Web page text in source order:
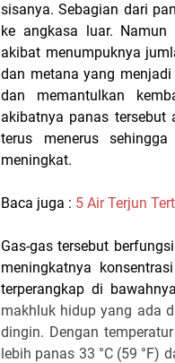
sisanya. Sebagian dari
ke angkasa luar.
akibat menumpuknya
dan metana yang
dan memantulkan
akibatnya panas tersebut
terus menerus
meningkat.
Baca juga : 5 Air Terjun
Gas-gas tersebut
meningkatnya
terperangkap di bawahnya
makhluk hidup yang ada
dingin. Dengan
lebih panas 33 °C (59 °F)